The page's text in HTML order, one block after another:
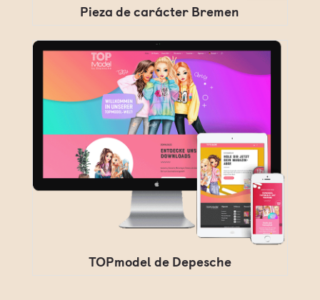
Pieza de carácter Bremen
TOPmodel de Depesche